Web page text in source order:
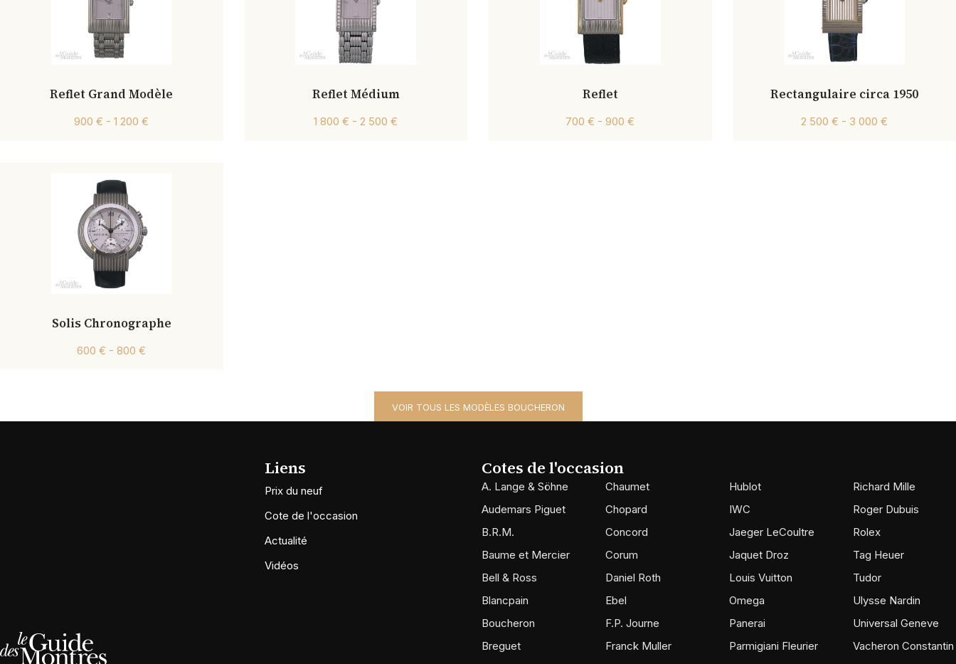
Reflet Grand Modèle
900 € - 1 200 €
Reflet Médium
1 800 € - 2 500 €
Reflet
700 € - 900 €
Rectangulaire circa 1950
2 500 € - 3 000 €
Solis Chronographe
600 € - 800 €
VOIR TOUS LES MODÈLES BOUCHERON
Liens
Prix du neuf
Cote de l'occasion
Actualité
Vidéos
Cotes de l'occasion
A. Lange & Söhne
Audemars Piguet
B.R.M.
Baume et Mercier
Bell & Ross
Blancpain
Boucheron
Breguet
Chaumet
Chopard
Concord
Corum
Daniel Roth
Ebel
F.P. Journe
Franck Muller
Hublot
IWC
Jaeger LeCoultre
Jaquet Droz
Louis Vuitton
Omega
Panerai
Parmigiani Fleurier
Richard Mille
Roger Dubuis
Rolex
Tag Heuer
Tudor
Ulysse Nardin
Universal Geneve
Vacheron Constantin